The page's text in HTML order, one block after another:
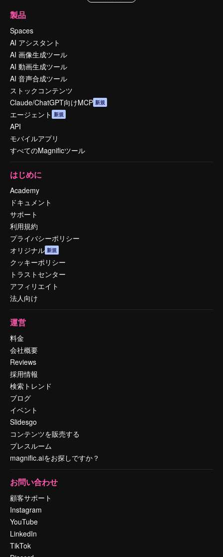
製品
Spaces
AI アシスタント
AI 画像生成ツール
AI 動画生成ツール
AI 音声合成ツール
ストックコンテンツ
Claude/ChatGPT向けMCP 新規
エージェント 新規
API
モバイルアプリ
すべてのMagnificツール
はじめに
Academy
ドキュメント
サポート
利用規約
プライバシーポリシー
オリジナル 新規
クッキーポリシー
トラストセンター
アフィリエイト
法人向け
運営
料金
会社概要
Reviews
採用情報
検索トレンド
ブログ
イベント
Slidesgo
コンテンツを販売する
プレスルーム
magnific.aiをお探しですか？
お問い合わせ
顧客サポート
Instagram
YouTube
LinkedIn
TikTok